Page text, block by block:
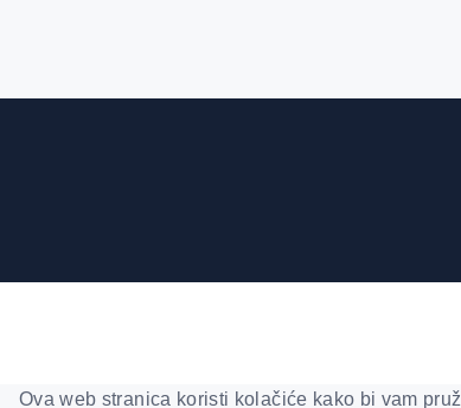
Ova web stranica koristi kolačiće kako bi vam